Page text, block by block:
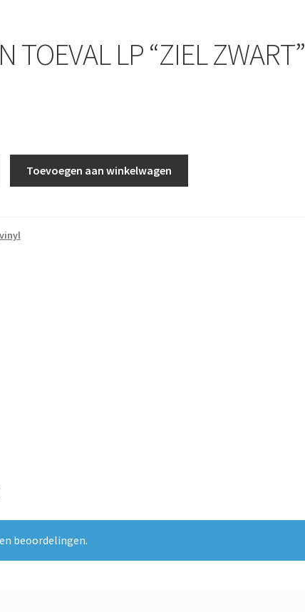
TOEVAL LP “ZIEL ZWART”
Toevoegen aan winkelwagen
vinyl
beoordelingen.